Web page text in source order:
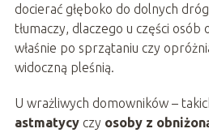
docierać głęboko do dolnych
tłumaczy, dlaczego u części osób
właśnie po sprzątaniu czy
widoczną pleśnią.
U wrażliwych domowników –
astmatycyczy osoby z